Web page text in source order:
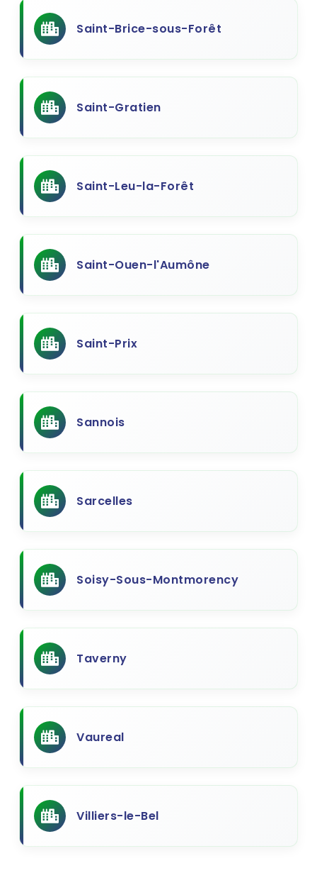
Saint-Brice-sous-Forêt
Saint-Gratien
Saint-Leu-la-Forêt
Saint-Ouen-l'Aumône
Saint-Prix
Sannois
Sarcelles
Soisy-Sous-Montmorency
Taverny
Vaureal
Villiers-le-Bel